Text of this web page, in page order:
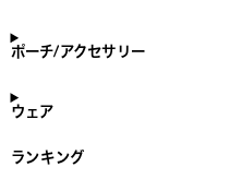
ポーチ/アクセサリー
ウェア
ランキング